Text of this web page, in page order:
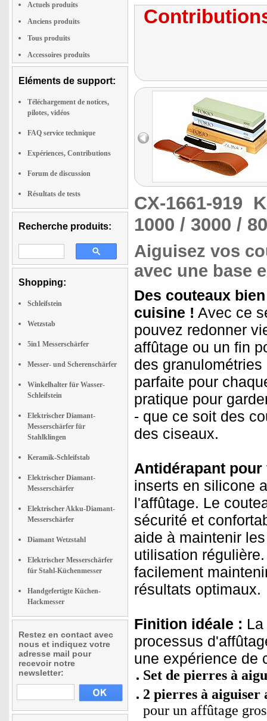
Actuels produits
Anciens produits
Tous produits
Accessoires produits
Eléments de support:
Téléchargement de notices,
pilotes, vidéos
FAQ service technique
Expériences, Contributions
Forum de discussion
Résultats de tests
Recherche produits:
Shopping:
Schleifstein
Wetzstab
5in1 Messerschärfer
Messer- und Scherenschärfer
Winkelhalter für Wasser-
Schleifstein
Elektrischer Diamant-
Messerschärfer für
Stahlklingen
Keramik-Schleifstab
Elektrischer Diamant-
Messerschärfer
Elektrischer Akku-Diamant-
Messerschärfer
Diamant Wetzstahl
Elektrischer Messerschärfer
für Stahl-Küchenmesser
Handgefertigte Küchen-
Hackmesser
Restez en contact avec
nous et indiquez votre
adresse mail pour
recevoir notre
newsletter:
CX-1661-919
1000 / 3000 /
Aiguisez vos
avec une base
Des couteaux
cuisine ! Avec ce
pouvez redonner
affûtage ou un fin
des
parfaite pour
pratique pour
- que ce soit des
des ciseaux.
Antidérapant
inserts en silicone
l'affûtage. Le
sécurité et
aide à maintenir
utilisation
facilement
résultats optimaux.
Finition idéale :
processus
une expérience de
Set de pierres à
2 pierres à aiguiser
pour un affûtage